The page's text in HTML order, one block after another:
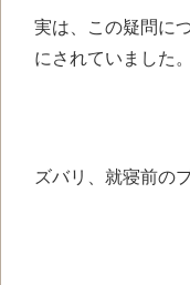
実は、この疑問に
にされていました。
ズバリ、 就寝前の